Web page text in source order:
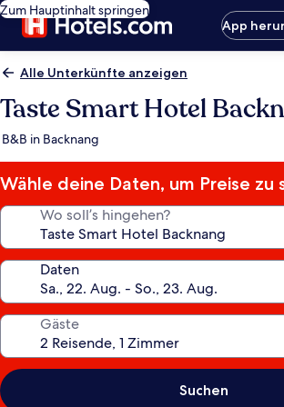
Zum Hauptinhalt springen
App
Alle Unterkünfte anzeigen
Taste Smart Hotel
B&B in Backnang
Wähle deine Daten, um Preise zu
Wo soll’s hingehen?
Daten
Gäste
Suchen